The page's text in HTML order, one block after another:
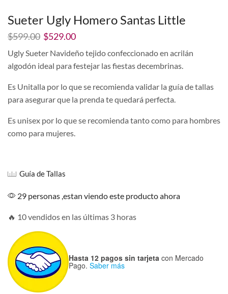
Sueter Ugly Homero Santas Little
$599.00 El
original
era:
$529.00El
actual
es:
Ugly Sueter Navideño tejido confeccionado en acrilán
algodón ideal para festejar las fiestas decembrinas.
Es Unitalla por lo que se recomienda validar la guía de tallas
para asegurar que la prenda te quedará perfecta.
Es unisex por lo que se recomienda tanto como para hombres
como para mujeres.
Guía de Tallas
29 personas ,estan viendo este producto ahora
🔥 10 vendidos en las últimas 3 horas
Hasta 12 pagos sin tarjeta con Mercado
Pago. Saber más